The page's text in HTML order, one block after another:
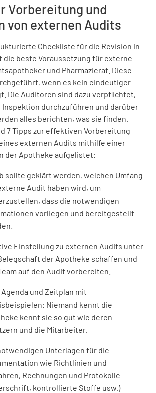
Vorbereitung und
von externen Audits
Checkliste für die Revision in
die beste Voraussetzung für externe
und Pharmazierat. Diese
wenn es kein eindeutiger
Die Auditoren sind dazu verpflichtet,
Inspektion durchzuführen und darüber
alles berichten, was sie finden.
7 Tipps zur effektiven Vorbereitung
externen Audits mithilfe einer
der Apotheke aufgelistet:
sollte geklärt werden, welchen Umfang
Audit haben wird, um
dass die notwendigen
vorliegen und bereitgestellt
Einstellung zu externen Audits unter
der Apotheke schaffen und
auf den Audit vorbereiten.
und Zeitplan mit
Niemand kennt die
kennt sie so gut wie deren
und die Mitarbeiter.
Unterlagen für die
wie Richtlinien und
Rechnungen und Protokolle
kontrollierte Stoffe usw.)